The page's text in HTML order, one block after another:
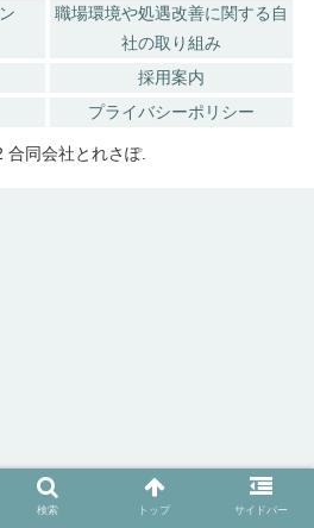
職場環境や処遇改善に関する自
社の取り組み
採用案内
プライバシーポリシー
合同会社とれさぽ.
検索 トップ サイドバー